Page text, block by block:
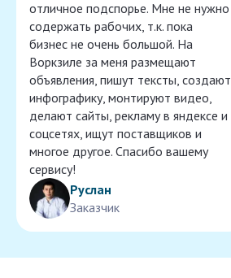
отличное подспорье. Мне не нужно
содержать рабочих, т.к. пока
бизнес не очень большой. На
Воркзиле за меня размещают
объявления, пишут тексты, создают
инфографику, монтируют видео,
делают сайты, рекламу в яндексе и
соцсетях, ищут поставщиков и
многое другое. Спасибо вашему
сервису!
Руслан
Заказчик